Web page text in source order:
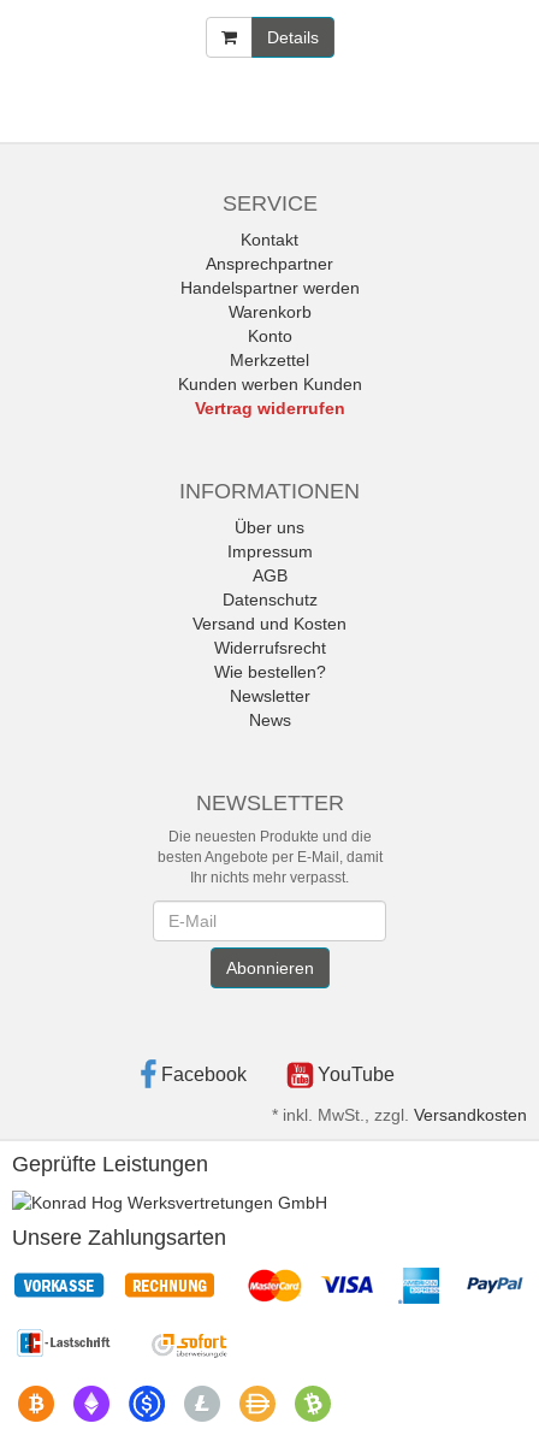
Details
SERVICE
Kontakt
Ansprechpartner
Handelspartner werden
Warenkorb
Konto
Merkzettel
Kunden werben Kunden
Vertrag widerrufen
INFORMATIONEN
Über uns
Impressum
AGB
Datenschutz
Versand und Kosten
Widerrufsrecht
Wie bestellen?
Newsletter
News
NEWSLETTER
Die neuesten Produkte und die
besten Angebote per E-Mail, damit
Ihr nichts mehr verpasst.
Abonnieren
Facebook YouTube
* inkl. MwSt., zzgl. Versandkosten
Geprüfte Leistungen
Unsere Zahlungsarten